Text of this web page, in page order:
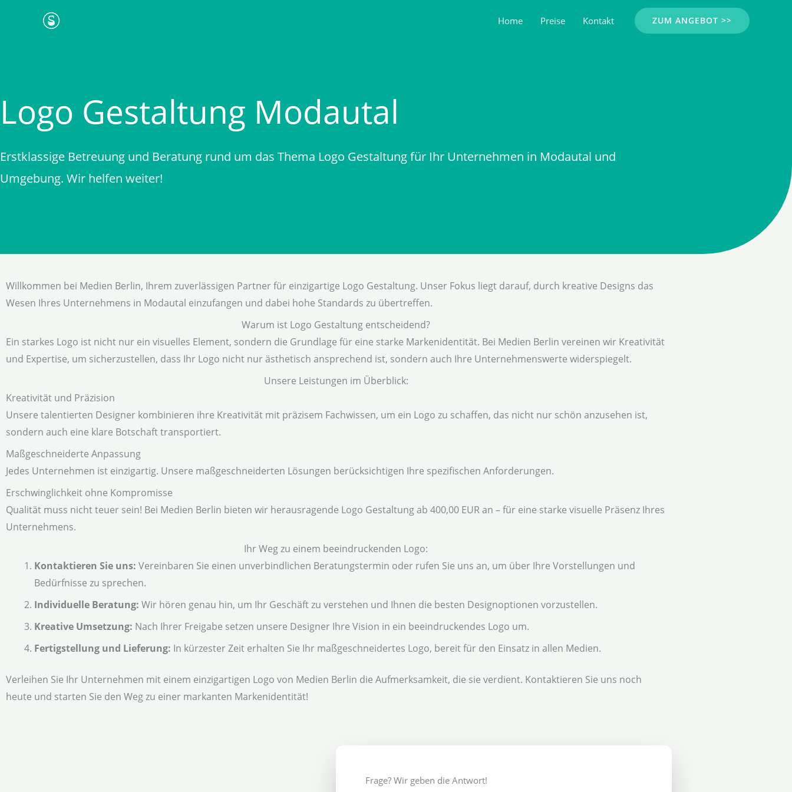
Home Preise Kontakt ZUM ANGEBOT >>
Logo Gestaltung Modautal
Erstklassige Betreuung und Beratung rund um das Thema Logo Gestaltung für Ihr Unternehmen in Modautal und
Umgebung. Wir helfen weiter!
Willkommen bei Medien Berlin, Ihrem zuverlässigen Partner für einzigartige Logo Gestaltung. Unser Fokus liegt darauf, durch kreative Designs das
Wesen Ihres Unternehmens in Modautal einzufangen und dabei hohe Standards zu übertreffen.
Warum ist Logo Gestaltung entscheidend?
Ein starkes Logo ist nicht nur ein visuelles Element, sondern die Grundlage für eine starke Markenidentität. Bei Medien Berlin vereinen wir Kreativität
und Expertise, um sicherzustellen, dass Ihr Logo nicht nur ästhetisch ansprechend ist, sondern auch Ihre Unternehmenswerte widerspiegelt.
Unsere Leistungen im Überblick:
Kreativität und Präzision
Unsere talentierten Designer kombinieren ihre Kreativität mit präzisem Fachwissen, um ein Logo zu schaffen, das nicht nur schön anzusehen ist,
sondern auch eine klare Botschaft transportiert.
Maßgeschneiderte Anpassung
Jedes Unternehmen ist einzigartig. Unsere maßgeschneiderten Lösungen berücksichtigen Ihre spezifischen Anforderungen.
Erschwinglichkeit ohne Kompromisse
Qualität muss nicht teuer sein! Bei Medien Berlin bieten wir herausragende Logo Gestaltung ab 400,00 EUR an – für eine starke visuelle Präsenz Ihres
Unternehmens.
Ihr Weg zu einem beeindruckenden Logo:
Kontaktieren Sie uns: Vereinbaren Sie einen unverbindlichen Beratungstermin oder rufen Sie uns an, um über Ihre Vorstellungen und
Bedürfnisse zu sprechen.
Individuelle Beratung: Wir hören genau hin, um Ihr Geschäft zu verstehen und Ihnen die besten Designoptionen vorzustellen.
Kreative Umsetzung: Nach Ihrer Freigabe setzen unsere Designer Ihre Vision in ein beeindruckendes Logo um.
Fertigstellung und Lieferung: In kürzester Zeit erhalten Sie Ihr maßgeschneidertes Logo, bereit für den Einsatz in allen Medien.
Verleihen Sie Ihr Unternehmen mit einem einzigartigen Logo von Medien Berlin die Aufmerksamkeit, die sie verdient. Kontaktieren Sie uns noch
heute und starten Sie den Weg zu einer markanten Markenidentität!
Frage? Wir geben die Antwort!